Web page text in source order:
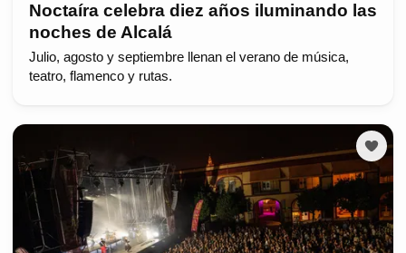
Noctaíra celebra diez años iluminando las
noches de Alcalá
Julio, agosto y septiembre llenan el verano de música,
teatro, flamenco y rutas.